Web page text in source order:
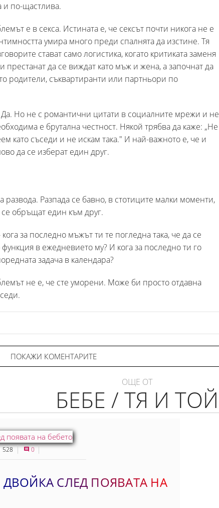
и по-щастлива.
е в секса. Истината е, че сексът почти никога не е
умира много преди спалнята да изстине. Тя
стават само логистика, когато критиката заменя
престанат да се виждат като мъж и жена, а започнат да
родители, съквартиранти или партньори по
Но не с романтични цитати в социалните мрежи и не
е брутална честност. Някой трябва да каже: „Не
като съседи и не искам така." И най-важното е, че и
да се изберат един друг.
развода. Разпада се бавно, в стотиците малки моменти,
обръщат един към друг.
за последно мъжът ти те погледна така, че да се
в ежедневието му? И кога за последно ти го
задача в календара?
не е, че сте уморени. Може би просто отдавна
ПОКАЖИ КОМЕНТАРИТЕ
ОЩЕ ОТ
БЕБЕ / ТЯ И ТОЙ
528 0
СЛЕД ПОЯВАТА НА